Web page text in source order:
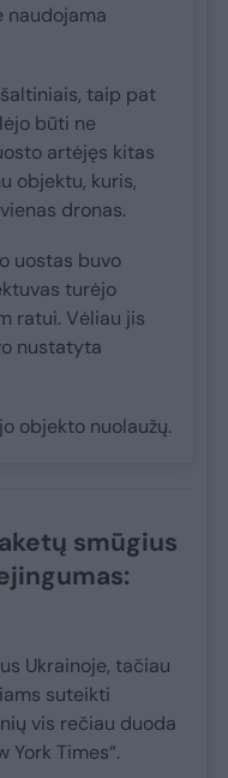
naudojama
taip pat
būti ne
artėjęs kitas
objektu, kuris,
dronas.
uostas buvo
turėjo
ratui. Vėliau jis
nustatyta
objekto nuolaužų.
smūgius
Ukrainoje, tačiau
suteikti
vis rečiau duoda
York Times“.